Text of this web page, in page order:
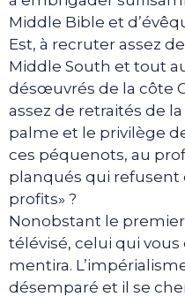
Middle Bible et
Est, à recruter assez
Middle South et tout
désœuvrés de la côte
assez de retraités de
palme et le privilège
ces péquenots, au
planqués qui refusent
profits» ?
Nonobstant le
télévisé, celui qui vous
mentira.
désemparé et il se